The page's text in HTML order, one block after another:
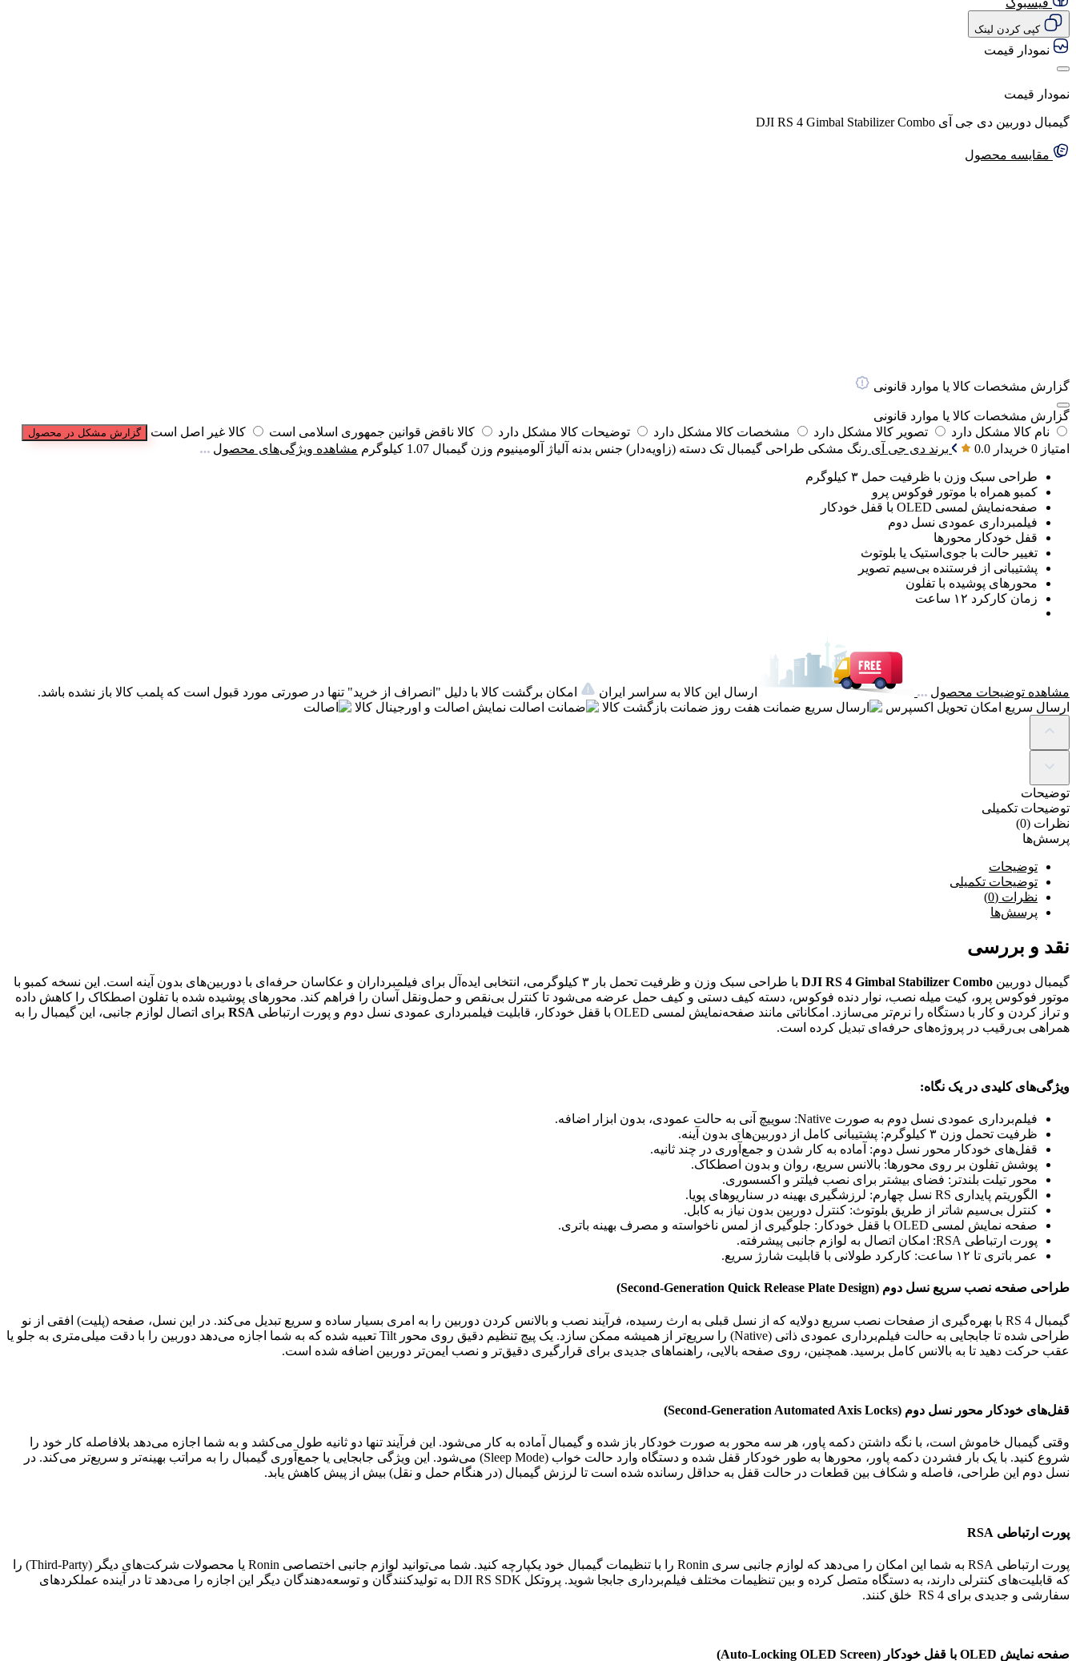
کپی کردن لینک
نمودار قیمت
نمودار قیمت
گیمبال دوربین دی جی آی DJI RS 4 Gimbal Stabilizer Combo
مقایسه محصول
گزارش مشخصات کالا یا موارد قانونی
گزارش مشخصات کالا یا موارد قانونی
نام کالا مشکل دارد
تصویر کالا مشکل دارد مشخصات کالا مشکل دارد توضیحات کالا مشکل دارد کالا ناقض قوانین جمهوری اسلامی است کالا غیر اصل است گزارش مشکل در محصول
امتیاز 0 خریدار 0.0 برند دی جی آی رنگ مشکی طراحی گیمبال تک دسته (زاویه‌دار) جنس بدنه آلیاژ آلومینیوم وزن گیمبال 1.07 کیلوگرم مشاهده ویژگی‌های محصول
طراحی سبک وزن با ظرفیت حمل ۳ کیلوگرم
کمبو همراه با موتور فوکوس پرو
صفحه‌نمایش لمسی OLED با قفل خودکار
فیلمبرداری عمودی نسل دوم
قفل خودکار محورها
تغییر حالت با جوی‌استیک یا بلوتوث
پشتیبانی از فرستنده بی‌سیم تصویر
محورهای پوشیده با تفلون
زمان کارکرد ۱۲ ساعت
مشاهده توضیحات محصول ارسال این کالا به سراسر ایران
امکان برگشت کالا با دلیل "انصراف از خرید" تنها در صورتی مورد قبول است که پلمب کالا باز نشده باشد.
ارسال سریع امکان تحویل اکسپرس ضمانت هفت روز ضمانت بازگشت کالا اصالت نمایش اصالت و اورجینال کالا
توضیحات
توضیحات تکمیلی
نظرات (0)
پرسش‌ها
توضیحات
توضیحات تکمیلی
نظرات (0)
پرسش‌ها
نقد و بررسی
گیمبال دوربین DJI RS 4 Gimbal Stabilizer Combo
با طراحی سبک وزن و ظرفیت تحمل بار ۳ کیلوگرمی، انتخابی ایده‌آل برای فیلمبرداران و عکاسان حرفه‌ای با دوربین‌های بدون آینه است. این نسخه کمبو با
موتور فوکوس پرو، کیت میله نصب، نوار دنده فوکوس، دسته کیف دستی و کیف حمل عرضه می‌شود تا کنترل بی‌نقص و حمل‌ونقل آسان را فراهم کند. محورهای پوشیده شده با تفلون اصطکاک را کاهش داده
و تراز کردن و کار با دستگاه را نرم‌تر می‌سازد. امکاناتی مانند صفحه‌نمایش لمسی OLED با قفل خودکار، قابلیت فیلمبرداری عمودی نسل دوم و پورت ارتباطی
RSA برای اتصال لوازم جانبی، این گیمبال را به
همراهی بی‌رقیب در پروژه‌های حرفه‌ای تبدیل کرده است.
ویژگی‌های کلیدی در یک نگاه:
فیلم‌برداری عمودی نسل دوم به صورت Native: سوییچ آنی به حالت عمودی، بدون ابزار اضافه.
ظرفیت تحمل وزن ۳ کیلوگرم: پشتیبانی کامل از دوربین‌های بدون آینه.
قفل‌های خودکار محور نسل دوم: آماده به کار شدن و جمع‌آوری در چند ثانیه.
پوشش تفلون بر روی محورها: بالانس سریع، روان و بدون اصطکاک.
محور تیلت بلندتر: فضای بیشتر برای نصب فیلتر و اکسسوری.
الگوریتم پایداری RS نسل چهارم: لرزشگیری بهینه در سناریوهای پویا.
کنترل بی‌سیم شاتر از طریق بلوتوث: کنترل دوربین بدون نیاز به کابل.
صفحه نمایش لمسی OLED با قفل خودکار: جلوگیری از لمس ناخواسته و مصرف بهینه باتری.
پورت ارتباطی RSA: امکان اتصال به لوازم جانبی پیشرفته.
عمر باتری تا ۱۲ ساعت: کارکرد طولانی با قابلیت شارژ سریع.
طراحی صفحه نصب سریع نسل دوم (Second-Generation Quick Release Plate Design)
گیمبال RS 4 با بهره‌گیری از صفحات نصب سریع دولایه که از نسل قبلی به ارث رسیده، فرآیند نصب و بالانس کردن دوربین را به امری بسیار ساده و سریع تبدیل می‌کند. در این نسل، صفحه (پلیت) افقی از نو
طراحی شده تا جابجایی به حالت فیلم‌برداری عمودی ذاتی (Native) را سریع‌تر از همیشه ممکن سازد. یک پیچ تنظیم دقیق روی محور Tilt تعبیه شده که به شما اجازه می‌دهد دوربین را با دقت میلی‌متری به جلو یا
عقب حرکت دهید تا به بالانس کامل برسید. همچنین، روی صفحه بالایی، راهنماهای جدیدی برای قرارگیری دقیق‌تر و نصب ایمن‌تر دوربین اضافه شده است.
قفل‌های خودکار محور نسل دوم (Second-Generation Automated Axis Locks)
وقتی گیمبال خاموش است، با نگه داشتن دکمه پاور، هر سه محور به صورت خودکار باز شده و گیمبال آماده به کار می‌شود. این فرآیند تنها دو ثانیه طول می‌کشد و به شما اجازه می‌دهد بلافاصله کار خود را
شروع کنید. با یک بار فشردن دکمه پاور، محورها به طور خودکار قفل شده و دستگاه وارد حالت خواب (Sleep Mode) می‌شود. این ویژگی جابجایی یا جمع‌آوری گیمبال را به مراتب بهینه‌تر و سریع‌تر می‌کند. در
نسل دوم این طراحی، فاصله و شکاف بین قطعات در حالت قفل به حداقل رسانده شده است تا لرزش گیمبال (در هنگام حمل و نقل) بیش از پیش کاهش یابد.
پورت ارتباطی RSA
پورت ارتباطی RSA به شما این امکان را می‌دهد که لوازم جانبی سری Ronin را با تنظیمات گیمبال خود یکپارچه کنید. شما می‌توانید لوازم جانبی اختصاصی Ronin یا محصولات شرکت‌های دیگر (Third-Party) را
که قابلیت‌های کنترلی دارند، به دستگاه متصل کرده و بین تنظیمات مختلف فیلم‌برداری جابجا شوید. پروتکل DJI RS SDK به تولیدکنندگان و توسعه‌دهندگان دیگر این اجازه را می‌دهد تا در آینده عملکردهای
سفارشی و جدیدی برای RS 4 خلق کنند.
صفحه نمایش OLED با قفل خودکار (Auto-Locking OLED Screen)